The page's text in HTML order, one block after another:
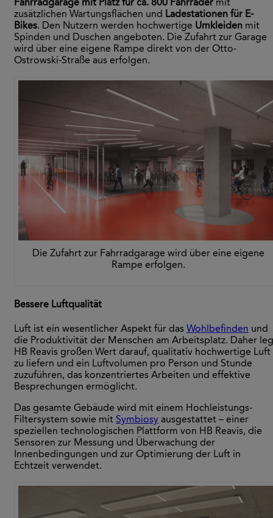
Fahrradgarage mit Platz für ca. 800 Fahrräder mit
zusätzlichen Wartungsflächen und Ladestationen für E-
Bikes. Den Nutzern werden hochwertige Umkleiden mit
Spinden und Duschen angeboten. Die Zufahrt zur Garage
wird über eine eigene Rampe direkt von der Otto-
Ostrowski-Straße aus erfolgen.
Die Zufahrt zur Fahrradgarage wird über eine eigene
Rampe erfolgen.
Bessere Luftqualität
Luft ist ein wesentlicher Aspekt für das Wohlbefinden und
die Produktivität der Menschen am Arbeitsplatz. Daher
HB Reavis großen Wert darauf, qualitativ hochwertige Luft
zu liefern und ein Luftvolumen pro Person und Stunde
zuzuführen, das konzentriertes Arbeiten und effektive
Besprechungen ermöglicht.
Das gesamte Gebäude wird mit einem Hochleistungs-
Filtersystem sowie mit Symbiosy ausgestattet – einer
speziellen technologischen Plattform von HB Reavis, die
Sensoren zur Messung und Überwachung der
Innenbedingungen und zur Optimierung der Luft in
Echtzeit verwendet.